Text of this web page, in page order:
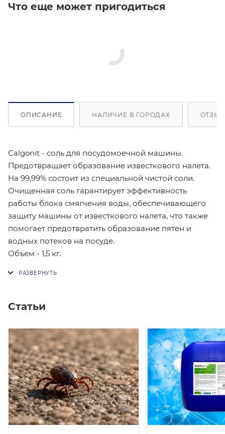
Что еще может пригодиться
ОПИСАНИЕ НАЛИЧИЕ В ГОРОДАХ
Calgonit - соль для посудомоечной машины.
Предотвращает образование известкового налета.
На 99,99% состоит из специальной чистой соли.
Очищенная соль гарантирует эффективность
работы блока смягчения воды, обеспечивающего
защиту машины от известкового налета, что также
помогает предотвратить образование пятен и
водных потеков на посуде.
Объем - 1,5 кг.
Статьи